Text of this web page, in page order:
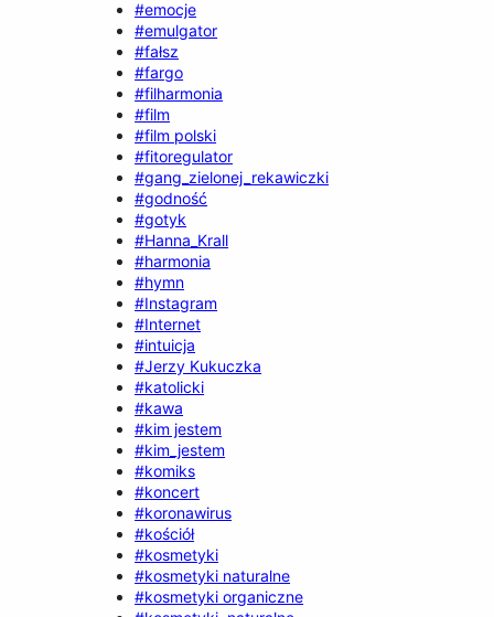
#emocje
#emulgator
#fałsz
#fargo
#filharmonia
#film
#film polski
#fitoregulator
#gang_zielonej_rekawiczki
#godność
#gotyk
#Hanna_Krall
#harmonia
#hymn
#Instagram
#Internet
#intuicja
#Jerzy Kukuczka
#katolicki
#kawa
#kim jestem
#kim_jestem
#komiks
#koncert
#koronawirus
#kościół
#kosmetyki
#kosmetyki naturalne
#kosmetyki organiczne